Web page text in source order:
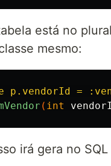
está no
mesmo:
p.vendorId =
( int
irá gera no